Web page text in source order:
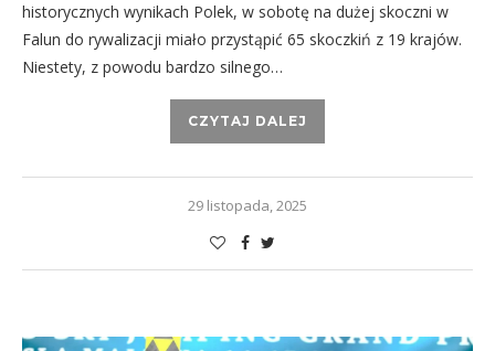
historycznych wynikach Polek, w sobotę na dużej skoczni w
Falun do rywalizacji miało przystąpić 65 skoczkiń z 19 krajów.
Niestety, z powodu bardzo silnego…
CZYTAJ DALEJ
29 listopada, 2025